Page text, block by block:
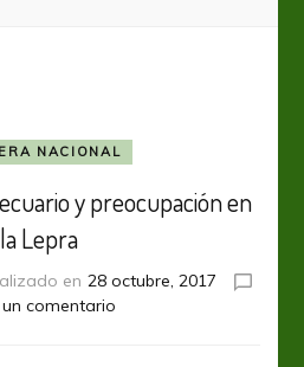
NACIONAL
y preocupación en
la Lepra
en 28 octubre, 2017
comentario